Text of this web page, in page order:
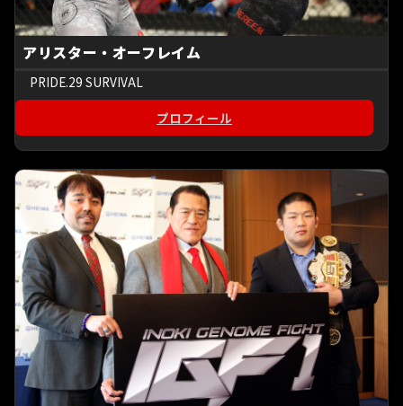
アリスター・オーフレイム
PRIDE.29 SURVIVAL
プロフィール